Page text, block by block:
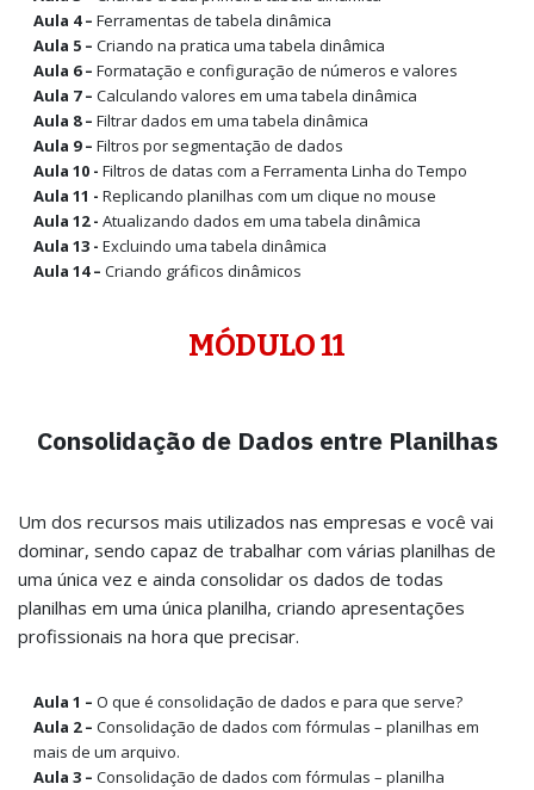
Aula 4 – Ferramentas de tabela dinâmica
Aula 5 – Criando na pratica uma tabela dinâmica
Aula 6 – Formatação e configuração de números e valores
Aula 7 – Calculando valores em uma tabela dinâmica
Aula 8 – Filtrar dados em uma tabela dinâmica
Aula 9 – Filtros por segmentação de dados
Aula 10 - Filtros de datas com a Ferramenta Linha do Tempo
Aula 11 - Replicando planilhas com um clique no mouse
Aula 12 - Atualizando dados em uma tabela dinâmica
Aula 13 - Excluindo uma tabela dinâmica
Aula 14 – Criando gráficos dinâmicos
MÓDULO 11
Consolidação de Dados entre Planilhas
Um dos recursos mais utilizados nas empresas e você vai
dominar, sendo capaz de trabalhar com várias planilhas de
uma única vez e ainda consolidar os dados de todas
planilhas em uma única planilha, criando apresentações
profissionais na hora que precisar.
Aula 1 – O que é consolidação de dados e para que serve?
Aula 2 – Consolidação de dados com fórmulas – planilhas em
mais de um arquivo.
Aula 3 – Consolidação de dados com fórmulas – planilha